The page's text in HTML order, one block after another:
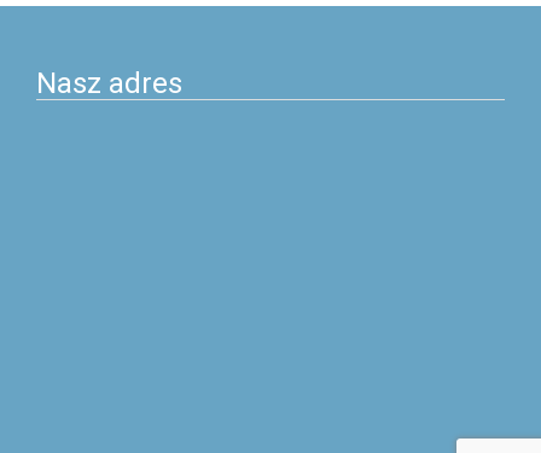
postach
Nasz adres